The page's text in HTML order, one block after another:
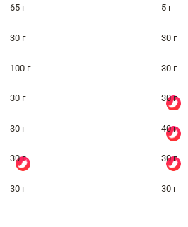
65 г 5 г
30 г 30 г
100 г 30 г
30 г 30 г
30 г 40 г
30 г 30 г
30 г 30 г